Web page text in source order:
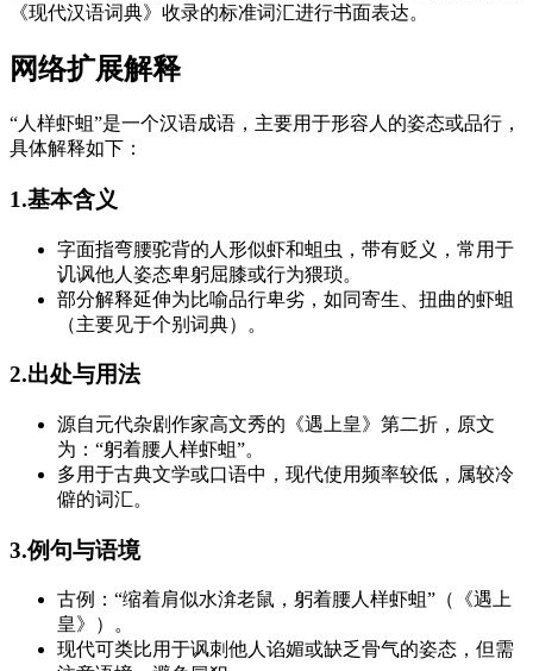
《现代汉语词典》收录的标准词汇进行书面表达。
网络扩展解释
“人样虾蛆”是一个汉语成语，主要用于形容人的姿态或品行，
具体解释如下：
1.基本含义
字面指弯腰驼背的人形似虾和蛆虫，带有贬义，常用于
讥讽他人姿态卑躬屈膝或行为猥琐。
部分解释延伸为比喻品行卑劣，如同寄生、扭曲的虾蛆
（主要见于个别词典）。
2.出处与用法
源自元代杂剧作家高文秀的《遇上皇》第二折，原文
为：“躬着腰人样虾蛆”。
多用于古典文学或口语中，现代使用频率较低，属较冷
僻的词汇。
3.例句与语境
古例：“缩着肩似水渰老鼠，躬着腰人样虾蛆”（《遇上
皇》）。
现代可类比用于讽刺他人谄媚或缺乏骨气的姿态，但需